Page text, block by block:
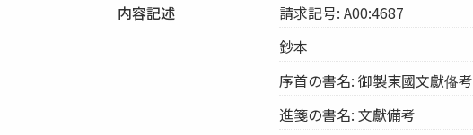
内容記述
請求記号: A00:4687
鈔本
序首の書名: 御製東國文獻俻考
進箋の書名: 文獻備考